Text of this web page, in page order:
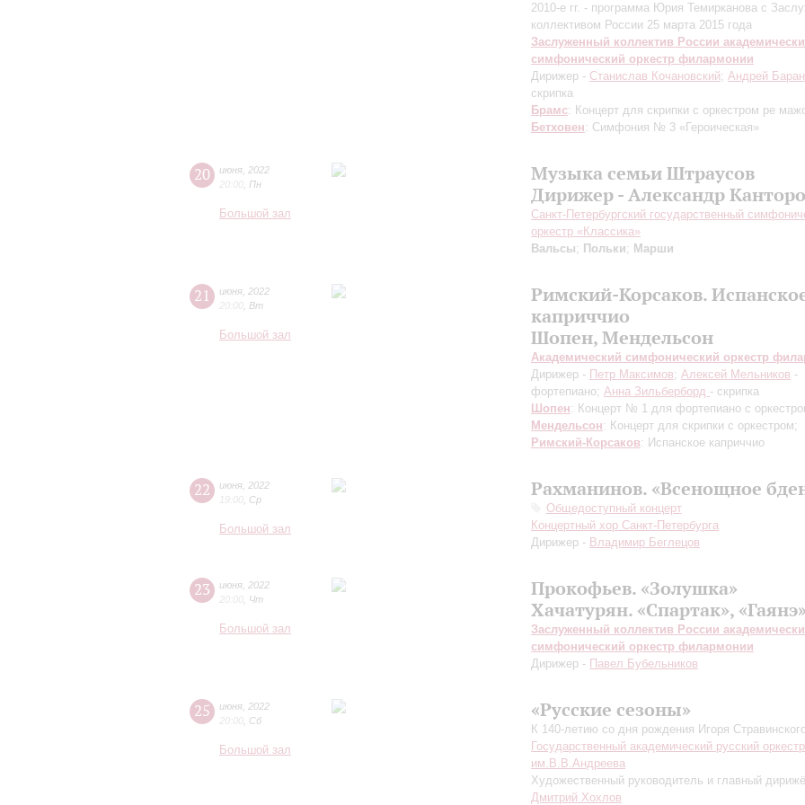
2010-е гг. - программа Юрия Темирканова с
коллективом России 25 марта 2015 года
Заслуженный коллектив России
симфонический оркестр филармонии
Дирижер - Станислав Кочановский; Андрей
скрипка
Брамс: Концерт для скрипки с оркестром ре
Бетховен: Симфония № 3 «Героическая»
20 июня 2022
20:00 Пн
Большой зал
Музыка семьи Штраусов
Дирижер - Александр
Санкт-Петербургский государственный
оркестр «Классика»
Вальсы; Польки; Марши
21 июня 2022
20:00 Вт
Большой зал
Римский-Корсаков.
каприччио
Шопен, Мендельсон
Академический симфонический оркестр
Дирижер - Петр Максимов; Алексей Мельников -
фортепиано; Анна Зильберборд - скрипка
Шопен: Концерт № 1 для фортепиано с
Мендельсон: Концерт для скрипки с оркестром;
Римский-Корсаков: Испанское каприччио
22 июня 2022
19:00 Ср
Большой зал
Рахманинов. «Всенощное
Общедоступный концерт
Концертный хор Санкт-Петербурга
Дирижер - Владимир Беглецов
23 июня 2022
20:00 Чт
Большой зал
Прокофьев. «Золушка»
Хачатурян. «Спартак»,
Заслуженный коллектив России
симфонический оркестр филармонии
Дирижер - Павел Бубельников
25 июня 2022
20:00 Сб
Большой зал
«Русские сезоны»
К 140-летию со дня рождения Игоря
Государственный академический русский оркестр
им.В.В.Андреева
Художественный руководитель и главный
Дмитрий Хохлов